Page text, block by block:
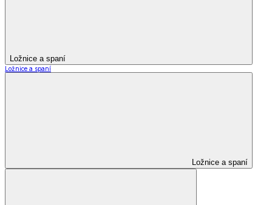
Ložnice a spaní
Ložnice a spaní
Ložnice a spaní